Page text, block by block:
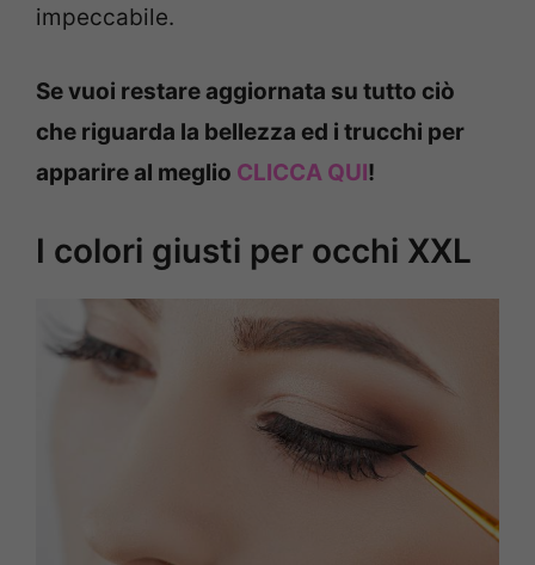
impeccabile.
Se vuoi restare aggiornata su tutto ciò
che riguarda la bellezza ed i trucchi per
apparire al meglio CLICCA QUI!
I colori giusti per occhi XXL